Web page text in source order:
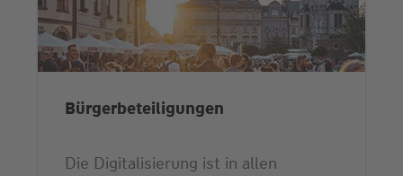
Bürgerbeteiligungen
Die Digitalisierung ist in allen